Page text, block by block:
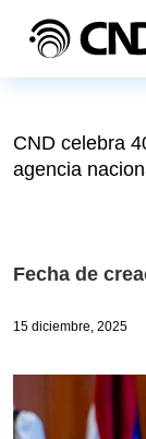
CND celebra
agencia
Fecha de
15 diciembre, 2025